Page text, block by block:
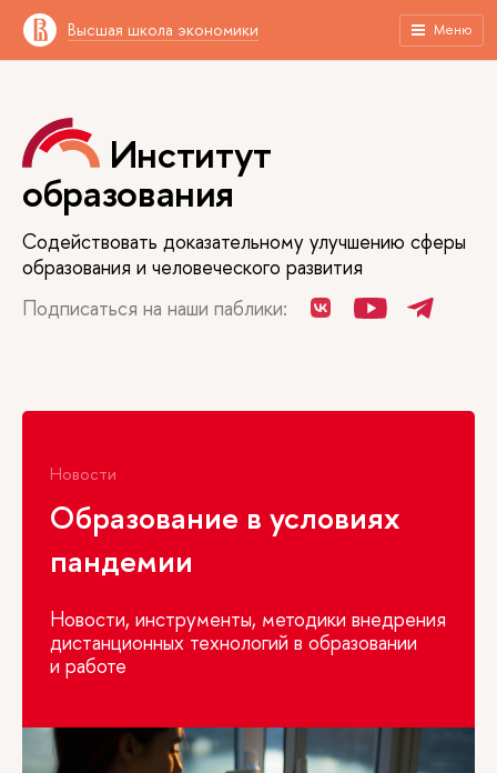
Высшая школа экономики Меню
Институт
образования
Содействовать доказательному улучшению сферы
образования и человеческого развития
Подписаться на наши паблики:
Новости
Образование в условиях
пандемии
Новости, инструменты, методики внедрения
дистанционных технологий в образовании
и работе